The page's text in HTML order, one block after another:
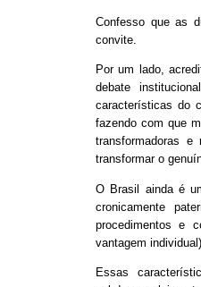
Confesso que as
convite.
Por um lado,
debate
características do
fazendo com que
transformadoras
transformar o
O Brasil ainda é
cronicamente
procedimentos e
vantagem
Essas